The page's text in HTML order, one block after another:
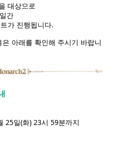
대상으로
간
가 진행됩니다.
아래를 확인해 주시기 바랍니
25일(화) 23시 59분까지